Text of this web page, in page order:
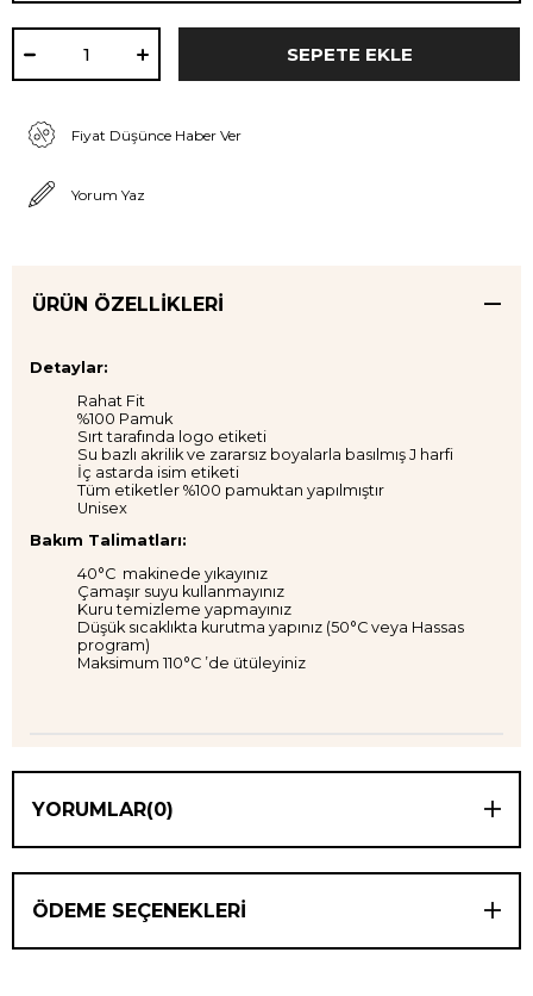
Fiyat Düşünce Haber Ver
Yorum Yaz
ÜRÜN ÖZELLIKLERI
Detaylar:
Rahat Fit
%100 Pamuk
Sırt tarafında logo etiketi
Su bazlı akrilik ve zararsız boyalarla basılmış J harfi
İç astarda isim etiketi
Tüm etiketler %100 pamuktan yapılmıştır
Unisex
Bakım Talimatları:
40°C makinede yıkayınız
Çamaşır suyu kullanmayınız
Kuru temizleme yapmayınız
Düşük sıcaklıkta kurutma yapınız (50°C veya Hassas
program)
Maksimum 110°C ’de ütüleyiniz
YORUMLAR(0)
ÖDEME SEÇENEKLERI